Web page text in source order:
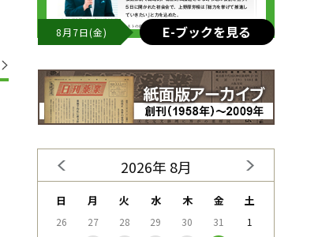
8月7日(金) E-ブックを見る
2026年 8月
日 月 火 水 木 金 土
26 27 28 29 30 31
1